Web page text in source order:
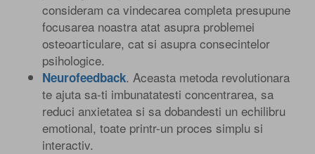
consideram ca vindecarea completa presupune
focusarea noastra atat asupra problemei
osteoarticulare, cat si asupra consecintelor
psihologice.
Neurofeedback. Aceasta metoda revolutionara
te ajuta sa-ti imbunatatesti concentrarea, sa
reduci anxietatea si sa dobandesti un echilibru
emotional, toate printr-un proces simplu si
interactiv.